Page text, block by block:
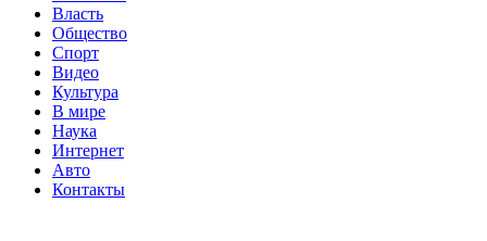
Власть
Общество
Спорт
Видео
Культура
В мире
Наука
Интернет
Авто
Контакты